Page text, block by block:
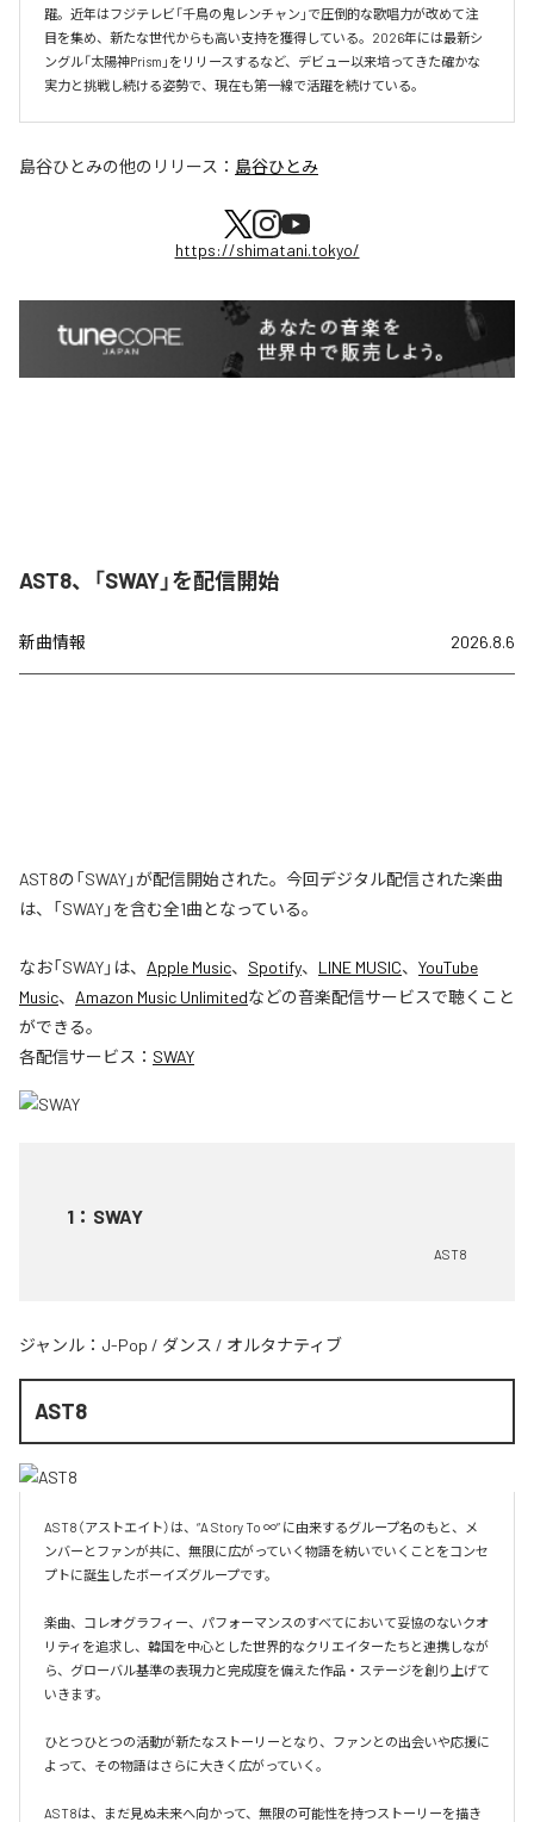
躍。近年はフジテレビ「千鳥の鬼レンチャン」で圧倒的な歌唱力が改めて注
目を集め、新たな世代からも高い支持を獲得している。2026年には最新シ
ングル「太陽神Prism」をリリースするなど、デビュー以来培ってきた確かな
実力と挑戦し続ける姿勢で、現在も第一線で活躍を続けている。
島谷ひとみの他のリリース： 島谷ひとみ
https://shimatani.tokyo/
AST8、「SWAY」を配信開始
新曲情報 2026.8.6
AST8の「SWAY」が配信開始された。今回デジタル配信された楽曲
は、「SWAY」を含む全1曲となっている。
なお「SWAY」は、 Apple Music、 Spotify、 LINE MUSIC、 YouTube
Music、 Amazon Music Unlimitedなどの音楽配信サービスで聴くこと
ができる。
各配信サービス： SWAY
1 ： SWAY
AST8
ジャンル： J-Pop / ダンス / オルタナティブ
AST8
AST8（アストエイト）は、“A Story To ∞” に由来するグループ名のもと、メ
ンバーとファンが共に、無限に広がっていく物語を紡いでいくことをコンセ
プトに誕生したボーイズグループです。
楽曲、コレオグラフィー、パフォーマンスのすべてにおいて妥協のないクオ
リティを追求し、韓国を中心とした世界的なクリエイターたちと連携しなが
ら、グローバル基準の表現力と完成度を備えた作品・ステージを創り上げて
いきます。
ひとつひとつの活動が新たなストーリーとなり、ファンとの出会いや応援に
よって、その物語はさらに大きく広がっていく。
AST8は、まだ見ぬ未来へ向かって、無限の可能性を持つストーリーを描き